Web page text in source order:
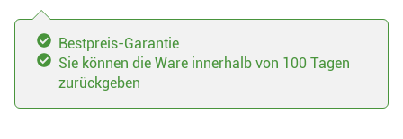
Bestpreis-Garantie
Sie können die Ware innerhalb von 100 Tagen
zurückgeben